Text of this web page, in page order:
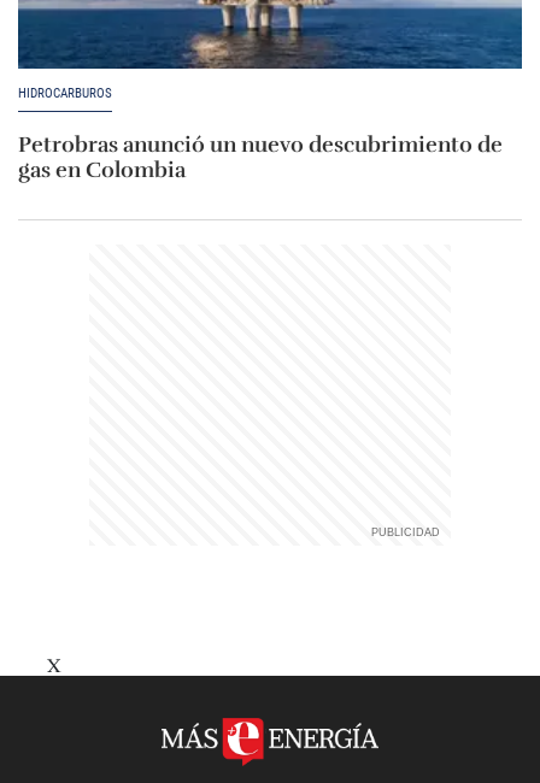
HIDROCARBUROS
Petrobras anunció un nuevo descubrimiento de
gas en Colombia
X